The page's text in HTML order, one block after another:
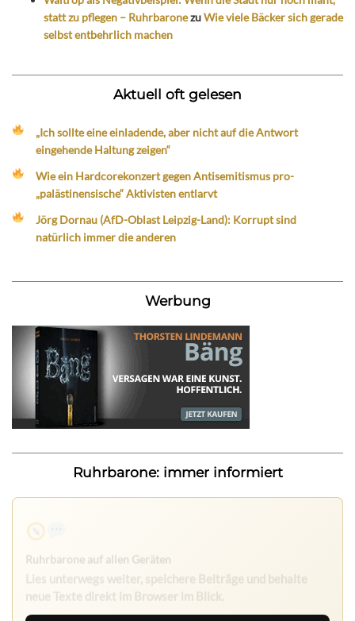
statt zu pflegen – RuhrbaronezuWie viele Bäcker sich gerade
selbst entbehrlich machen
Aktuell oft gelesen
„Ich sollte eine einladende, aber nicht auf die Antwort
eingehende Haltung zeigen“
Wie ein Hardcorekonzert gegen Antisemitismus pro-
„palästinensische“ Aktivisten entlarvt
Jörg Dornau (AfD-Oblast Leipzig-Land): Korrupt sind
natürlich immer die anderen
Werbung
Ruhrbarone: immer informiert
Ruhrbarone auf allen Geräten
Lies unterwegs weiter, speichere Beiträge und behalte
neue Texte direkt im Browser im Blick.